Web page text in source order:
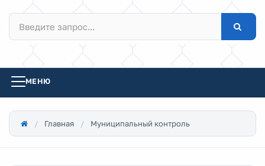
МЕНЮ
Главная Муниципальный контроль